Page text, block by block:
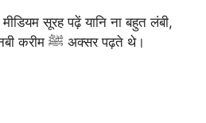
सूरह पढ़ें यानि ना बहुत लंबी,
और ना बहुत छोटी । जैसे नबी करीम ﷺ अक्सर पढ़ते थे।